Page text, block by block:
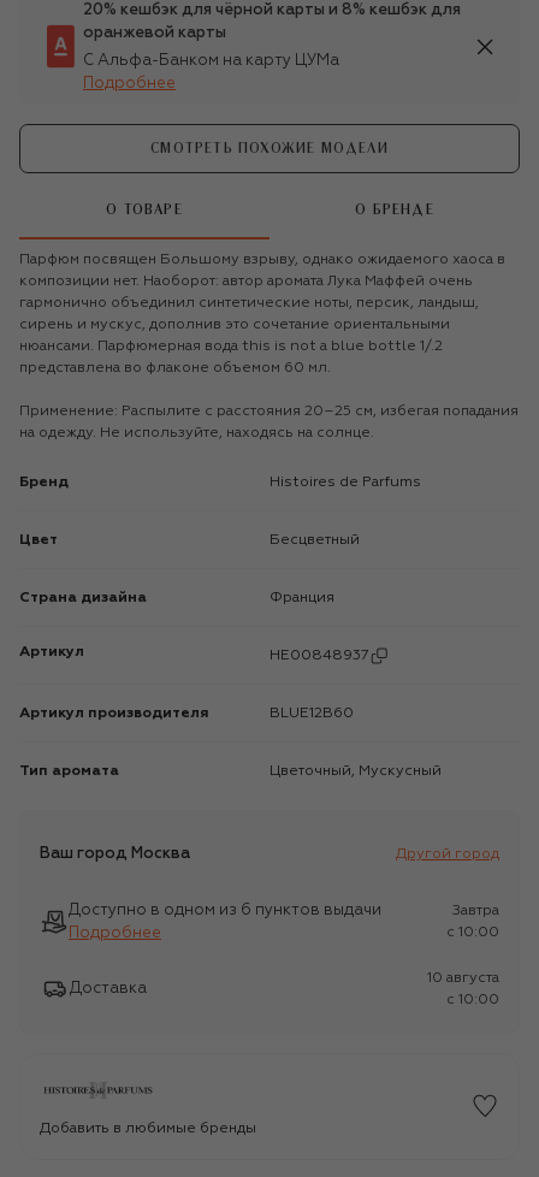
20% кешбэк для чёрной карты и 8% кешбэк для
оранжевой карты
С Альфа-Банком на карту ЦУМа
Подробнее
СМОТРЕТЬ ПОХОЖИЕ МОДЕЛИ
О ТОВАРЕ О БРЕНДЕ
Парфюм посвящен Большому взрыву, однако ожидаемого хаоса в
композиции нет. Наоборот: автор аромата Лука Маффей очень
гармонично объединил синтетические ноты, персик, ландыш,
сирень и мускус, дополнив это сочетание ориентальными
нюансами. Парфюмерная вода this is not a blue bottle 1/.2
представлена во флаконе объемом 60 мл.
Применение: Распылите с расстояния 20–25 см, избегая попадания
на одежду. Не используйте, находясь на солнце.
Бренд Histoires de Parfums
Цвет Бесцветный
Страна дизайна Франция
Артикул HE00848937
Артикул производителя BLUE12B60
Тип аромата Цветочный, Мускусный
Ваш город Москва Другой город
Доступно в одном из 6 пунктов выдачи
Подробнее
Завтра
c 10:00
Доставка
10 августа
c 10:00
Добавить в любимые бренды